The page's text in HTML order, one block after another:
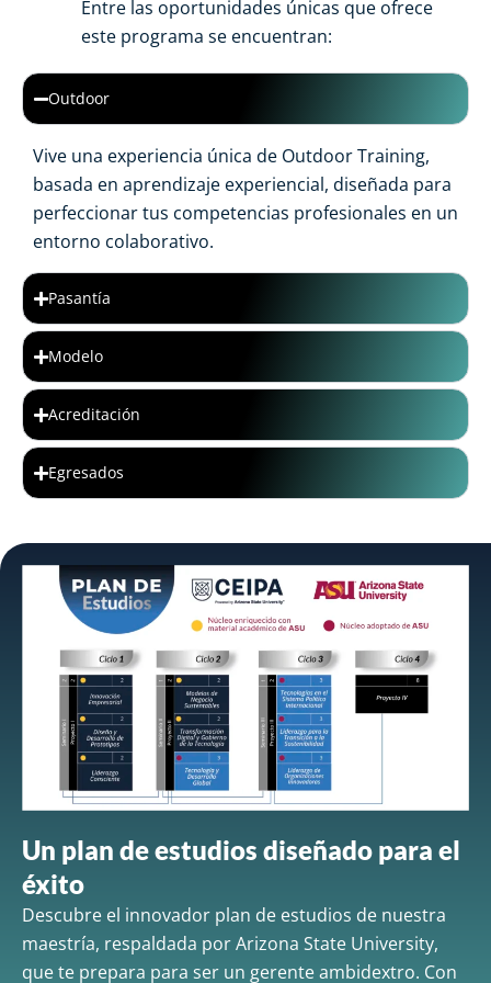
Entre las oportunidades únicas que ofrece
este programa se encuentran:
Outdoor
Vive una experiencia única de Outdoor Training,
basada en aprendizaje experiencial, diseñada para
perfeccionar tus competencias profesionales en un
entorno colaborativo.
Pasantía
Modelo
Acreditación
Egresados
Un plan de estudios diseñado para el
éxito
Descubre el innovador plan de estudios de nuestra
maestría, respaldada por Arizona State University,
que te prepara para ser un gerente ambidextro. Con